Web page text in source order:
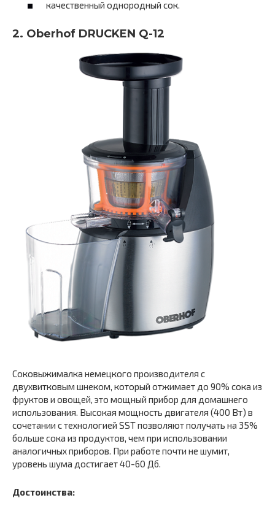
качественный однородный сок.
2. Oberhof DRUCKEN Q-12
Соковыжималка немецкого производителя с
двухвитковым шнеком, который отжимает до 90% сока из
фруктов и овощей, это мощный прибор для домашнего
использования. Высокая мощность двигателя (400 Вт) в
сочетании с технологией SST позволяют получать на 35%
больше сока из продуктов, чем при использовании
аналогичных приборов. При работе почти не шумит,
уровень шума достигает 40-60 Дб.
Достоинства: